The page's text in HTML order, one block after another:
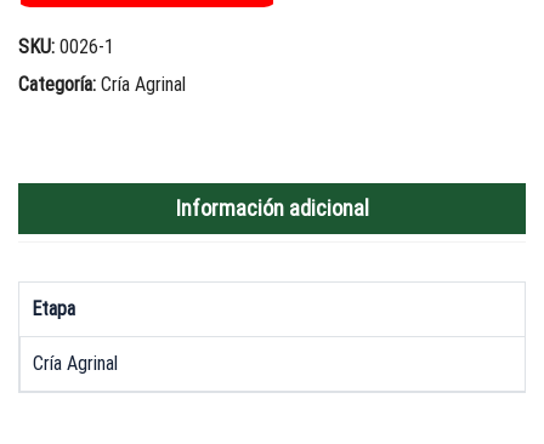
SKU: 0026-1
Categoría: Cría Agrinal
Información adicional
Etapa
Cría Agrinal